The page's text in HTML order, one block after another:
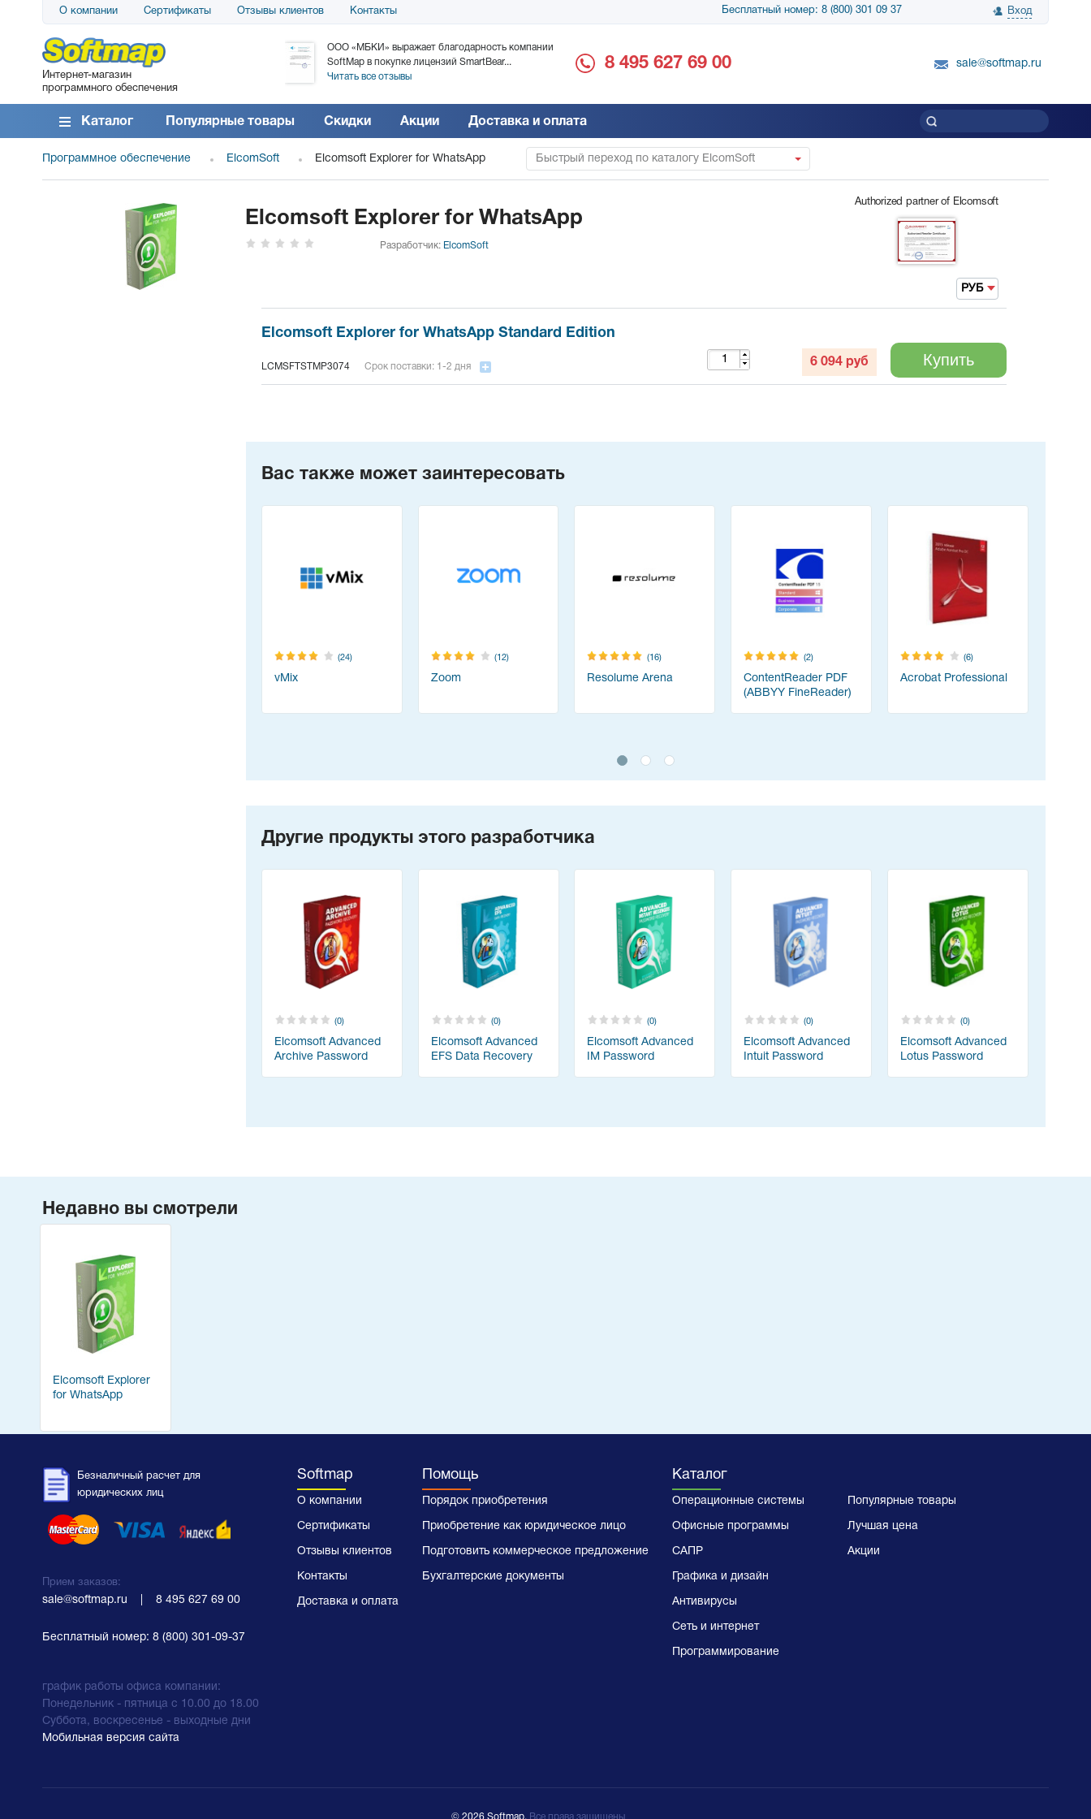
О компании Сертификаты Отзывы клиентов Контакты Бесплатный номер: 8 (800) 301 09 37 Вход
Интернет-магазин
программного обеспечения
АО «АТС» благодарит компанию SoftMap за
поставку программного обеспечения SolarWinds
DameWare...
Читать все отзывы
ООО «МБКИ» выражает благодарность компании
SoftMap в покупке лицензий SmartBear...
Читать все отзывы
благодарность за поставку SnapGene...
благодарность SoftMap за помощь в
8 495 627 69 00 sale@softmap.ru
Каталог Популярные товары Скидки Акции Доставка и оплата
Программное обеспечение ElcomSoft Elcomsoft Explorer for WhatsApp Быстрый переход по каталогу ElcomSoft
Elcomsoft Explorer for WhatsApp
Разработчик: ElcomSoft
Authorized partner of Elcomsoft
РУБ
Elcomsoft Explorer for WhatsApp Standard Edition
LCMSFTSTMP3074 Срок поставки: 1-2 дня 6 094 руб Купить
Вас также может заинтересовать
(24)
vMix
(12)
Zoom
(16)
Resolume Arena
(2)
ContentReader PDF
(ABBYY FineReader)
(6)
Acrobat Professional
Другие продукты этого разработчика
(0)
Elcomsoft Advanced
Archive Password
(0)
Elcomsoft Advanced
EFS Data Recovery
(0)
Elcomsoft Advanced
IM Password
(0)
Elcomsoft Advanced
Intuit Password
(0)
Elcomsoft Advanced
Lotus Password
Недавно вы смотрели
Elcomsoft Explorer
for WhatsApp
Безналичный расчет для
юридических лиц
Прием заказов:
sale@softmap.ru 8 495 627 69 00
Бесплатный номер: 8 (800) 301-09-37
график работы офиса компании:
Понедельник - пятница с 10.00 до 18.00
Суббота, воскресенье - выходные дни
Softmap
О компании
Сертификаты
Отзывы клиентов
Контакты
Доставка и оплата
Помощь
Порядок приобретения
Приобретение как юридическое лицо
Подготовить коммерческое предложение
Бухгалтерские документы
Каталог
Операционные системы
Офисные программы
САПР
Графика и дизайн
Антивирусы
Сеть и интернет
Программирование
Популярные товары
Лучшая цена
Акции
Мобильная версия сайта
© 2026 Softmap, Все права защищены